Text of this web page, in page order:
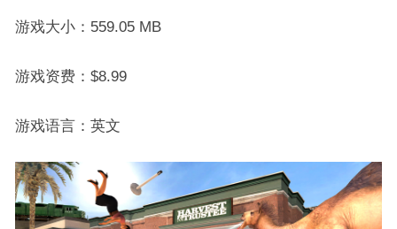
游戏大小：559.05 MB
游戏资费：$8.99
游戏语言：英文